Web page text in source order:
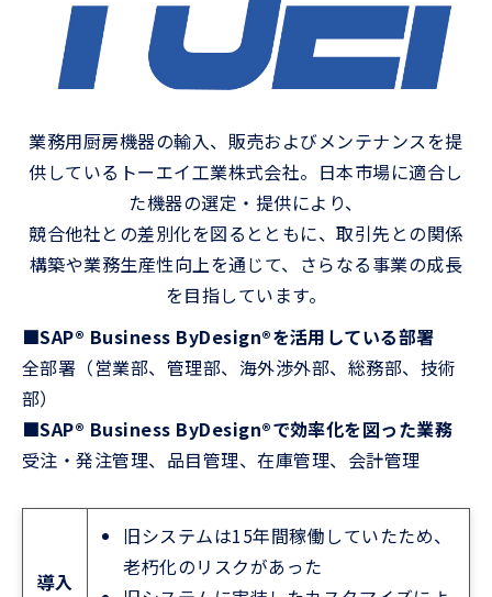
業務用厨房機器の輸入、販売およびメンテナンスを提
供しているトーエイ工業株式会社。日本市場に適合し
た機器の選定・提供により、
競合他社との差別化を図るとともに、取引先との関係
構築や業務生産性向上を通じて、さらなる事業の成長
を目指しています。
■SAP® Business ByDesign®を活用している部署
全部署（営業部、管理部、海外渉外部、総務部、技術
部）
■SAP® Business ByDesign®で効率化を図った業務
受注・発注管理、品目管理、在庫管理、会計管理
導入
旧システムは15年間稼働していたため、
老朽化のリスクがあった